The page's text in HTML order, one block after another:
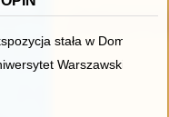
XVIII i XIX w
stała w Domu
Chopinowi. Księga
Warszawski i